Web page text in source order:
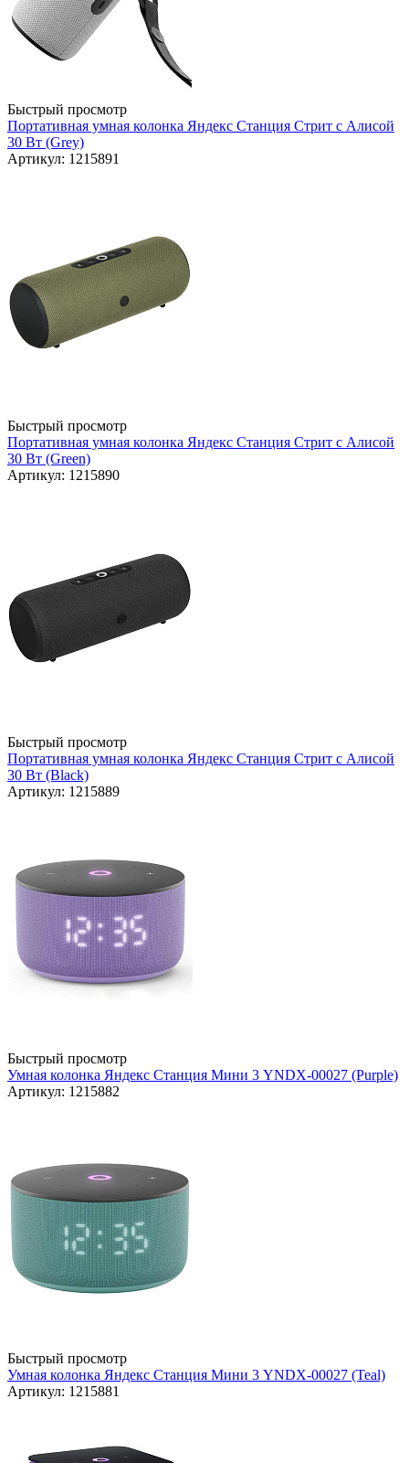
Быстрый просмотр
Портативная умная колонка Яндекс Станция Стрит с Алисой
30 Вт (Grey)
Артикул: 1215891
Быстрый просмотр
Портативная умная колонка Яндекс Станция Стрит с Алисой
30 Вт (Green)
Артикул: 1215890
Быстрый просмотр
Портативная умная колонка Яндекс Станция Стрит с Алисой
30 Вт (Black)
Артикул: 1215889
Быстрый просмотр
Умная колонка Яндекс Станция Мини 3 YNDX-00027 (Purple)
Артикул: 1215882
Быстрый просмотр
Умная колонка Яндекс Станция Мини 3 YNDX-00027 (Teal)
Артикул: 1215881